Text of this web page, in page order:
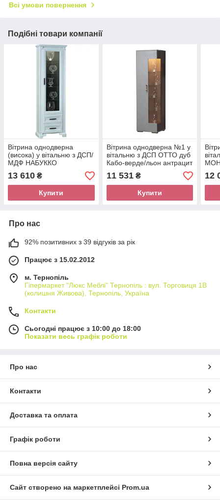
Всі умови повернення
Подібні товари компанії
Вітрина однодверна
(висока) у вітальню з ДСП/
МДФ НАБУККО
ЛАЙТ/NABUCCO LIGHT
білий Скай
13 610 ₴
Купити
Вітрина однодверна №1 у
вітальню з ДСП ОТТО дуб
Кабо-верде/льон антрацит
Скай
11 531₴
Купити
12
Про нас
92% позитивних з 39 відгуків за рік
Працює з 15.02.2012
м. Тернопіль
Гіпермаркет "Люкс Меблі" Тернопіль : вул. Торговиця 1В
(колишня Живова), Тернопіль, Україна
Контакти
Сьогодні працює з 10:00 до 18:00
Показати весь графік роботи
Про нас
Контакти
Доставка та оплата
Графік роботи
Повна версія сайту
Сайт створено на маркетплейсі Prom.ua